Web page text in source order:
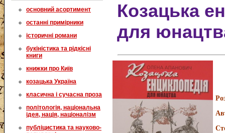
основний асортимент
останні примірники
історичні романи
букіністика та рідкісні
книги
книжки про Київ
козацька Україна
класична і сучасна проза
політологія, національна
ідея, нація, націоналізм
публіцистика та науково-
Козацька
для